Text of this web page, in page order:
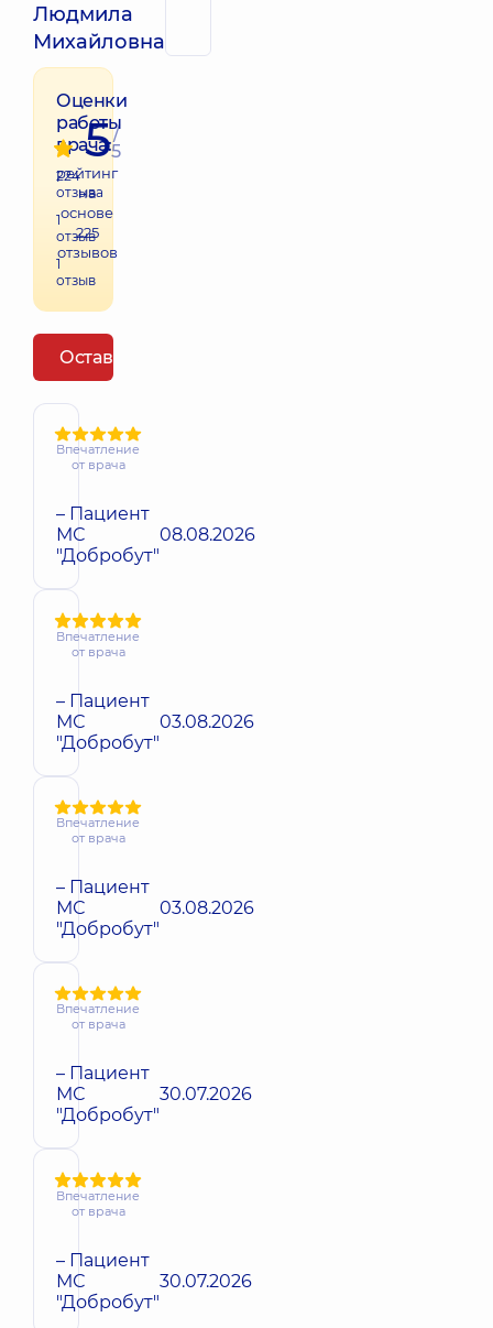
Людмила
Михайловна
Оценки
работы
врача:
224
отзыва
1
отзыв
1
отзыв
5/
5
рейтинг
на
основе
225
отзывов
Оставить отзыв
Впечатление
от врача
– Пациент
МС
"Добробут"
08.08.2026
Впечатление
от врача
– Пациент
МС
"Добробут"
03.08.2026
Впечатление
от врача
– Пациент
МС
"Добробут"
03.08.2026
Впечатление
от врача
– Пациент
МС
"Добробут"
30.07.2026
Впечатление
от врача
– Пациент
МС
"Добробут"
30.07.2026